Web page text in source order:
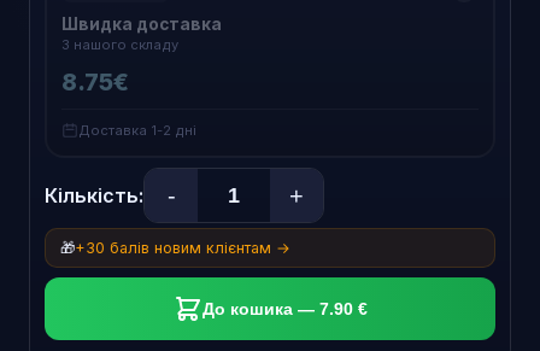
Швидка доставка
З нашого складу
8.75€
Доставка 1-2 дні
Кількість: - +
🎁+30 балів новим клієнтам →
До кошика — 7.90 €